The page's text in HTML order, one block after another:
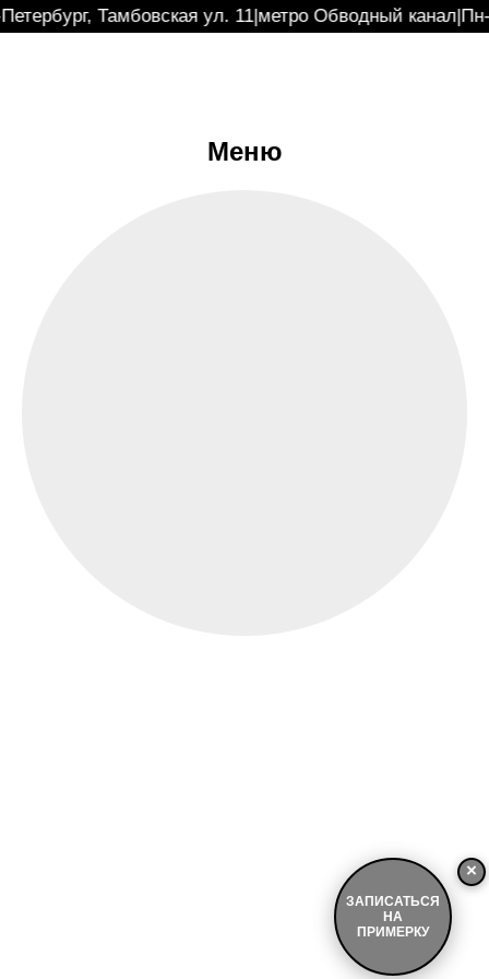
Тамбовская ул. 11|метро Обводный канал|
ЗАПИСАТЬСЯ
НА
ПРИМЕРКУ
×
Меню